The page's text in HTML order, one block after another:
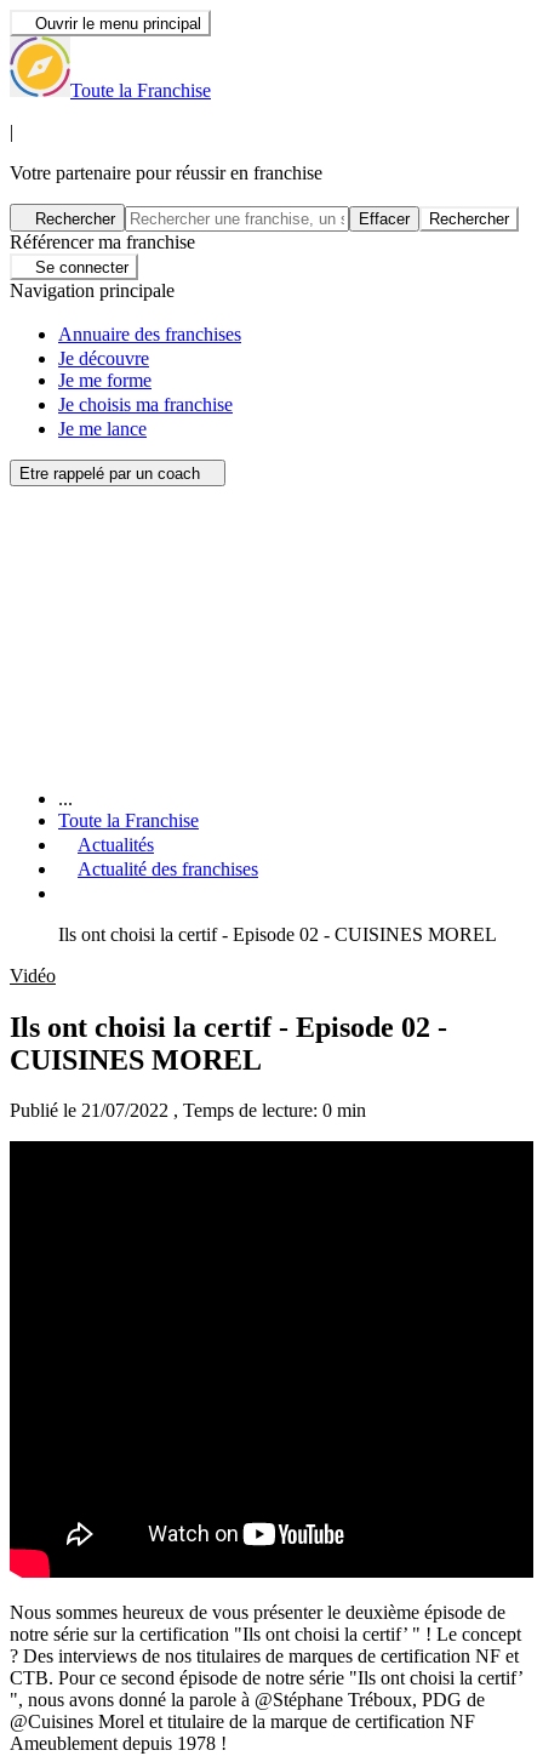
Ouvrir le menu principal
Toute la Franchise
|
Votre partenaire pour réussir en franchise
Rechercher Effacer Rechercher
Référencer ma franchise
Se connecter
Navigation principale
Annuaire des franchises
Je découvre
Je me forme
Je choisis ma franchise
Je me lance
Etre rappelé par un coach
...
Toute la Franchise
Actualités
Actualité des franchises
Ils ont choisi la certif - Episode 02 - CUISINES MOREL
Vidéo
Ils ont choisi la certif - Episode 02 -
CUISINES MOREL
Publié le 21/07/2022 , Temps de lecture: 0 min
Nous sommes heureux de vous présenter le deuxième épisode de
notre série sur la certification "Ils ont choisi la certif’ " ! Le concept
? Des interviews de nos titulaires de marques de certification NF et
CTB. Pour ce second épisode de notre série "Ils ont choisi la certif’
", nous avons donné la parole à @Stéphane Tréboux, PDG de
@Cuisines Morel et titulaire de la marque de certification NF
Ameublement depuis 1978 !